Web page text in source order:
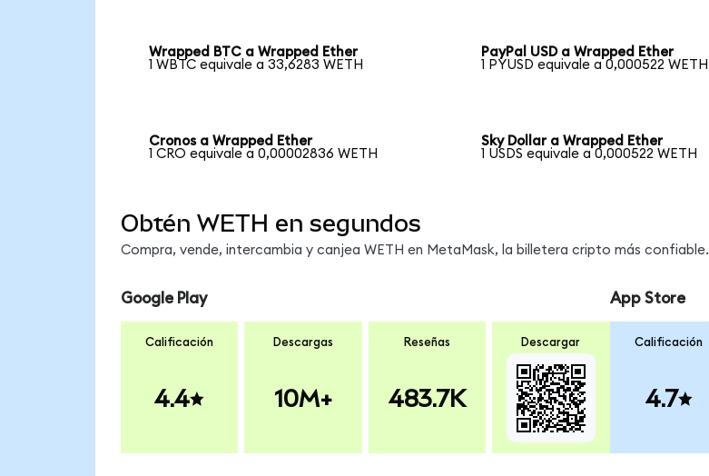
Wrapped BTC a Wrapped Ether
1 WBTC equivale a 33,6283 WETH
PayPal USD a Wrapped Ether
1 PYUSD equivale a 0,000522 WETH
Cronos a Wrapped Ether
1 CRO equivale a 0,00002836 WETH
Sky Dollar a Wrapped Ether
1 USDS equivale a 0,000522 WETH
Obtén WETH en segundos
Compra, vende, intercambia y canjea WETH en MetaMask, la billetera cripto más confiable.
Google Play
Calificación
4.4
Descargas
10M+
Reseñas
483.7K
Descargar
App Store
Calificación
4.7